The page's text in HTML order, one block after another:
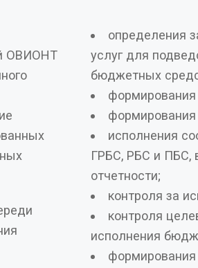
ОВИОНТ
определения
услуг для
бюджетных
исполнения
ГРБС, РБС и ПБС,
отчетности;
контроля за
контроля
исполнения